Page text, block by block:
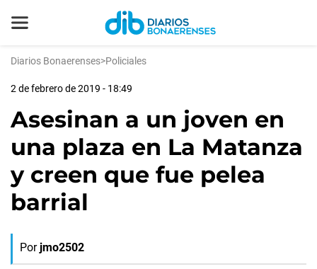
Diarios Bonaerenses>Policiales
2 de febrero de 2019 - 18:49
Asesinan a un joven en
una plaza en La Matanza
y creen que fue pelea
barrial
Por jmo2502